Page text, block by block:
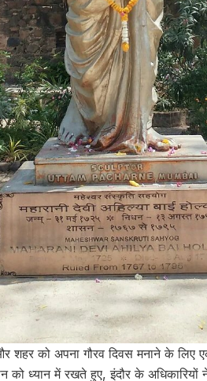
को अपना गौरव दिवस मनाने के लिए
को ध्यान में रखते हुए, इंदौर के अधिकारियों